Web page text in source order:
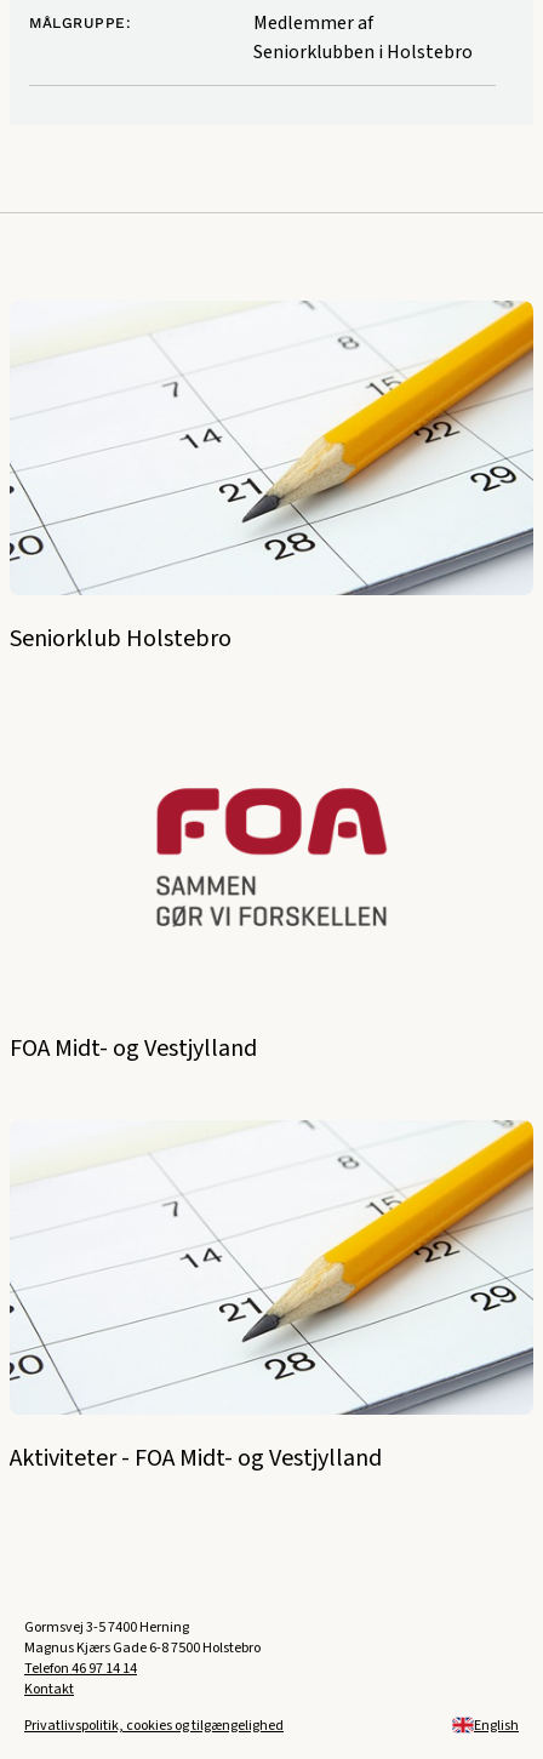
MÅLGRUPPE:
Medlemmer af
Seniorklubben i Holstebro
Seniorklub Holstebro
FOA Midt- og Vestjylland
Aktiviteter - FOA Midt- og Vestjylland
Gormsvej 3-5 7400 Herning
Magnus Kjærs Gade 6-8 7500 Holstebro
Telefon46 97 14 14
Kontakt
Privatlivspolitik, cookies og tilgængelighed
English